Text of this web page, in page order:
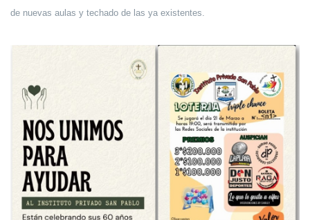
de nuevas aulas y techado de las ya existentes.